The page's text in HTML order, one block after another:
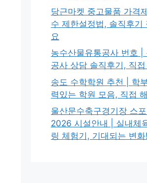
당근마켓 중고물품 가격
수 제한설정법, 솔직후기
요
농수산물유통공사 번호 |
공사 상담 솔직후기, 직
송도 수학학원 추천 | 학
력있는 학원 모음, 직접
울산문수축구경기장 스
2026 시설안내 | 실내체
링 체험기, 기대되는 변화!